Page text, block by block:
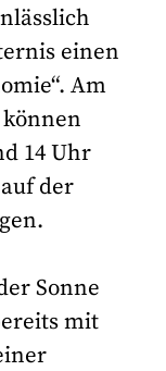
einen
Am
können
14 Uhr
der
Sonne
mit